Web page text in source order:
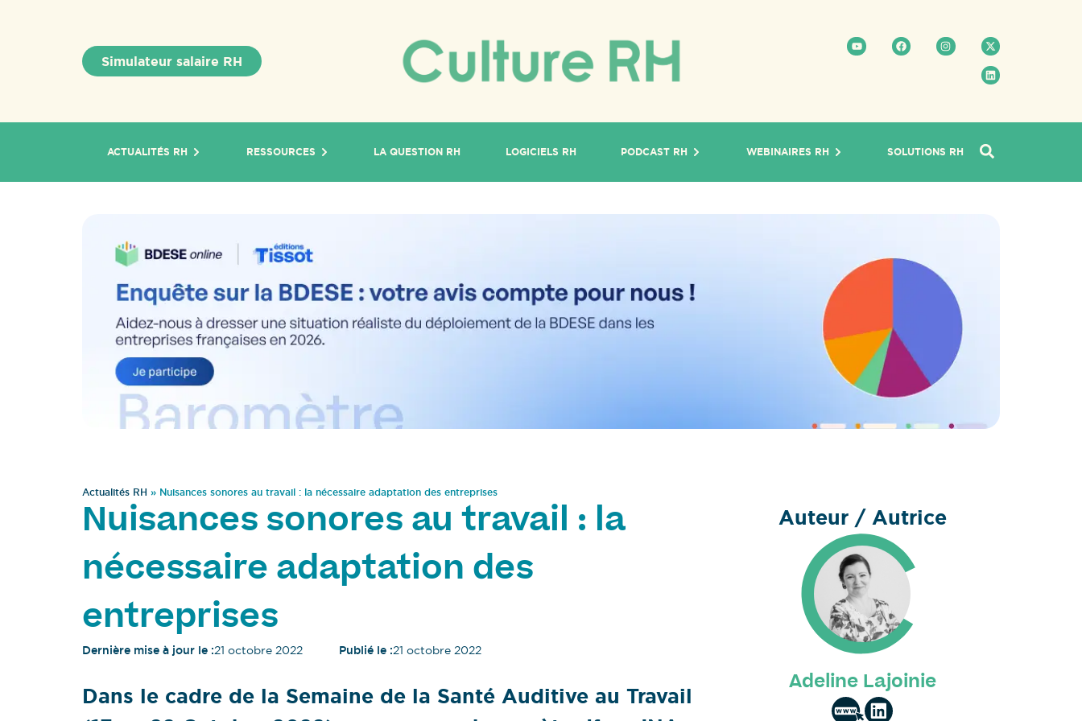
Simulateur salaire RH
ACTUALITÉS RH RESSOURCES LA QUESTION RH LOGICIELS RH PODCAST RH WEBINAIRES RH SOLUTIONS RH
Actualités RH » Nuisances sonores au travail : la nécessaire adaptation des entreprises
Nuisances sonores au travail : la
nécessaire adaptation des
entreprises
Dernière mise à jour le :21 octobre 2022 Publié le :21 octobre 2022
Dans le cadre de la Semaine de la Santé Auditive au Travail
Auteur / Autrice
Adeline Lajoinie